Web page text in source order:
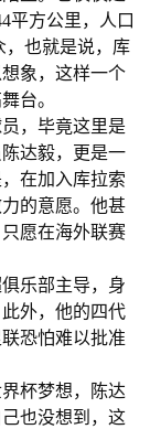
平方公里，人口
，也就是说，库
象，这样一个
台。
，毕竟这里是
达毅，更是一
在加入库拉索
的意愿。他甚
愿在海外联赛
乐部主导，身
外，他的四代
恐怕难以批准
杯梦想，陈达
也没想到，这